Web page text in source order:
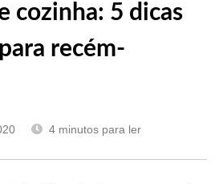
cozinha: 5 dicas
recém-
4 minutos para ler